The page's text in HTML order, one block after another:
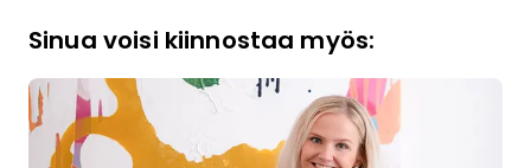
Sinua voisi kiinnostaa myös: